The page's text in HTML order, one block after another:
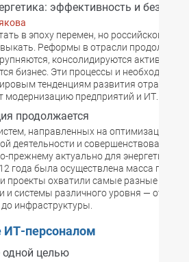
эффективность и
в эпоху перемен, но российской
Реформы в отрасли
консолидируются активы и
бизнес. Эти процессы и
тенденциям развития отрасли
модернизацию предприятий и ИТ.
продолжается
направленных на оптимизацию
деятельности и совершенствование
прежнему актуально для
года была осуществлена масса
проекты охватили самые разные
и системы различного уровня — от
инфраструктуры.
ИТ-персоналом
целью